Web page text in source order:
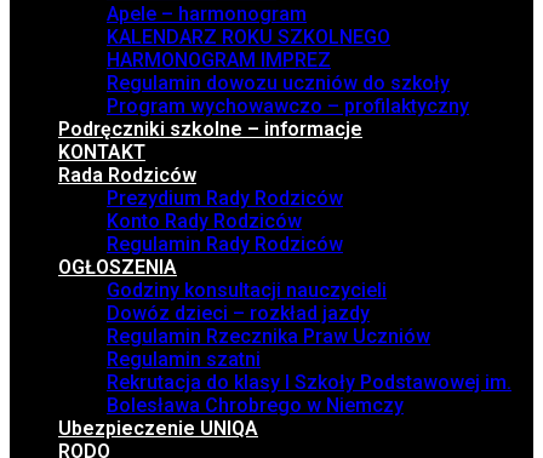
Apele – harmonogram
KALENDARZ ROKU SZKOLNEGO
HARMONOGRAM IMPREZ
Regulamin dowozu uczniów do szkoły
Program wychowawczo – profilaktyczny
Podręczniki szkolne – informacje
KONTAKT
Rada Rodziców
Prezydium Rady Rodziców
Konto Rady Rodziców
Regulamin Rady Rodziców
OGŁOSZENIA
Godziny konsultacji nauczycieli
Dowóz dzieci – rozkład jazdy
Regulamin Rzecznika Praw Uczniów
Regulamin szatni
Rekrutacja do klasy I Szkoły Podstawowej im.
Bolesława Chrobrego w Niemczy
Ubezpieczenie UNIQA
RODO